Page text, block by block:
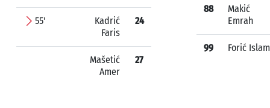
55'
Kadrić
Faris
24
Mašetić
Amer
27
88
Makić
Emrah
99 Forić Islam